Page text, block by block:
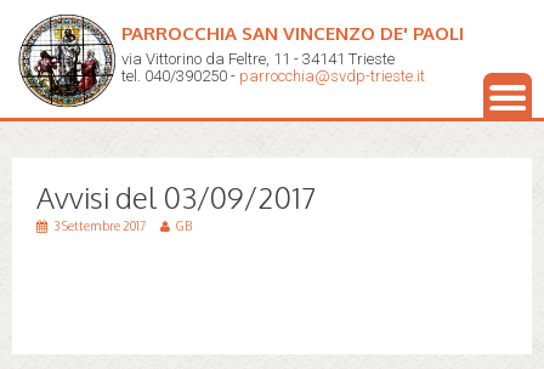
PARROCCHIA SAN VINCENZO DE' PAOLI
via Vittorino da Feltre, 11 - 34141 Trieste
tel. 040/390250 - parrocchia@svdp-trieste.it
Avvisi del 03/09/2017
3 Settembre 2017 GB